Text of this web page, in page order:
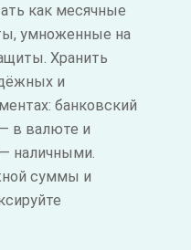
как месячные
умноженные на
Хранить
и
банковский
в валюте и
наличными.
суммы и